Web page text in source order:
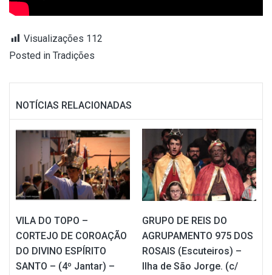
Visualizações 112
Posted in Tradições
NOTÍCIAS RELACIONADAS
VILA DO TOPO –
CORTEJO DE COROAÇÃO
DO DIVINO ESPÍRITO
SANTO – (4º Jantar) –
GRUPO DE REIS DO
AGRUPAMENTO 975 DOS
ROSAIS (Escuteiros) –
Ilha de São Jorge. (c/